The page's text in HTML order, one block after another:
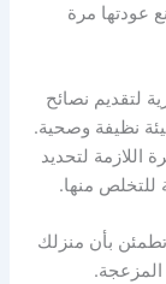
عودتها مرة
لتقديم نصائح
نظيفة وصحية.
اللازمة لتحديد
للتخلص منها.
بأن منزلك